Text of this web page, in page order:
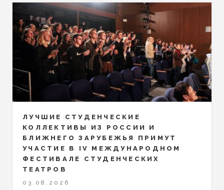
ЛУЧШИЕ СТУДЕНЧЕСКИЕ
КОЛЛЕКТИВЫ ИЗ РОССИИ И
БЛИЖНЕГО ЗАРУБЕЖЬЯ ПРИМУТ
УЧАСТИЕ В IV МЕЖДУНАРОДНОМ
ФЕСТИВАЛЕ СТУДЕНЧЕСКИХ
ТЕАТРОВ
03.08.2026